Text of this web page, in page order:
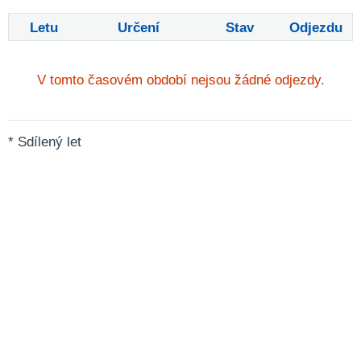
Letu Určení Stav Odjezdu
V tomto časovém období nejsou žádné odjezdy.
* Sdílený let